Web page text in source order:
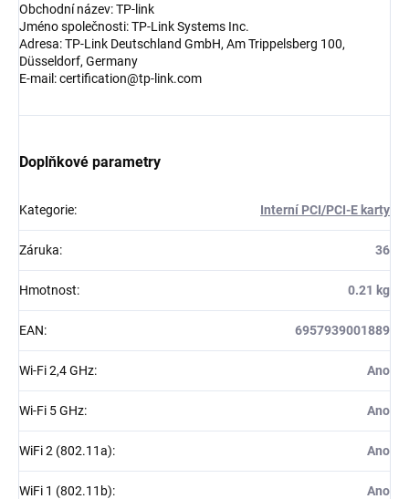
Obchodní název: TP-link
Jméno společnosti: TP-Link Systems Inc.
Adresa: TP-Link Deutschland GmbH, Am Trippelsberg 100,
Düsseldorf, Germany
E-mail: certification@tp-link.com
Doplňkové parametry
Kategorie: Interní PCI/PCI-E karty
Záruka: 36
Hmotnost: 0.21 kg
EAN: 6957939001889
Wi-Fi 2,4 GHz: Ano
Wi-Fi 5 GHz: Ano
WiFi 2 (802.11a): Ano
WiFi 1 (802.11b): Ano